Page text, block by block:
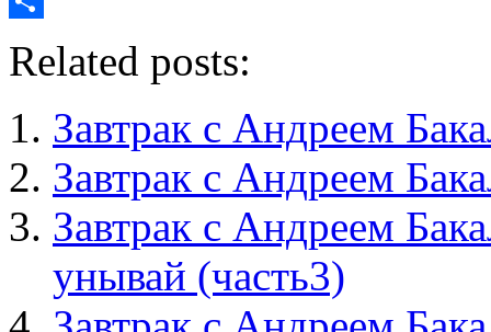
Related posts:
Завтрак с Андреем
Завтрак с Андреем
Завтрак с Андреем
унывай (часть3)